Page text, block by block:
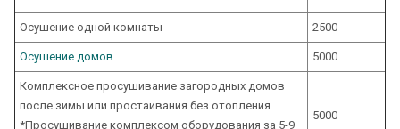
Осушение одной комнаты 2500
Осушение домов 5000
Комплексное просушивание загородных домов
после зимы или простаивания без отопления
*Просушивание комплексом оборудования за 5-9
5000